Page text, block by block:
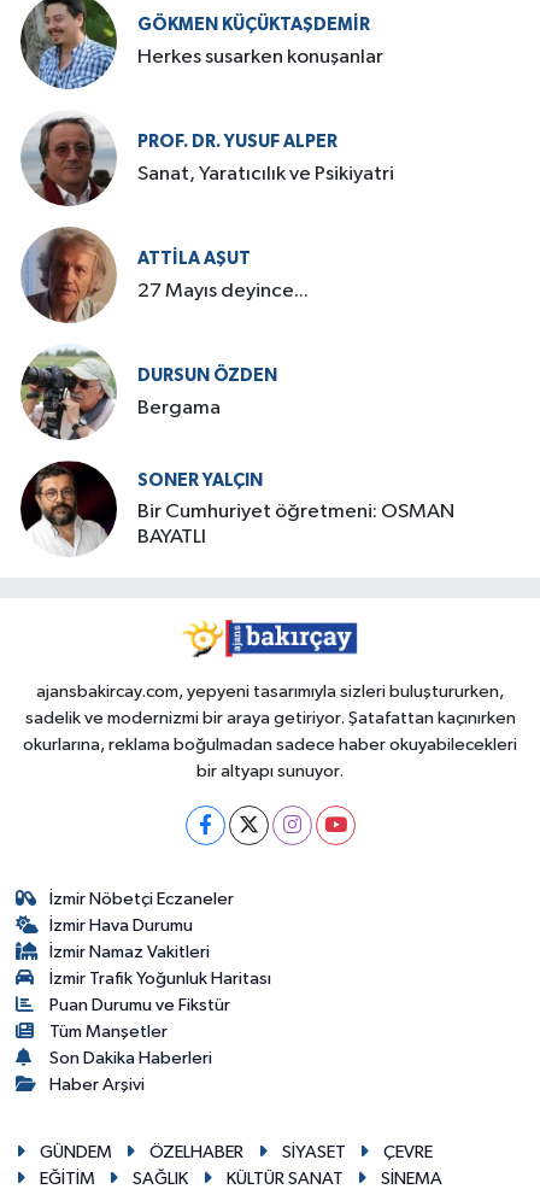
GÖKMEN KÜÇÜKTAŞDEMIR
Herkes susarken konuşanlar
PROF. DR. YUSUF ALPER
Sanat, Yaratıcılık ve Psikiyatri
ATTILA AŞUT
27 Mayıs deyince...
DURSUN ÖZDEN
Bergama
SONER YALÇIN
Bir Cumhuriyet öğretmeni: OSMAN
BAYATLI
ajansbakircay.com, yepyeni tasarımıyla sizleri buluştururken,
sadelik ve modernizmi bir araya getiriyor. Şatafattan kaçınırken
okurlarına, reklama boğulmadan sadece haber okuyabilecekleri
bir altyapı sunuyor.
İzmir Nöbetçi Eczaneler
İzmir Hava Durumu
İzmir Namaz Vakitleri
İzmir Trafik Yoğunluk Haritası
Puan Durumu ve Fikstür
Tüm Manşetler
Son Dakika Haberleri
Haber Arşivi
GÜNDEM ÖZELHABER SİYASET
ÇEVRE
EĞİTİM
SAĞLIK KÜLTÜR SANAT SİNEMA